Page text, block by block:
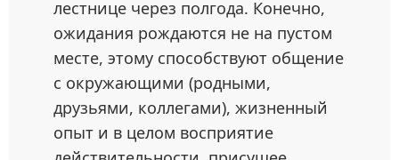
лестнице через полгода. Конечно,
ожидания рождаются не на пустом
месте, этому способствуют общение
с окружающими (родными,
друзьями, коллегами), жизненный
опыт и в целом восприятие